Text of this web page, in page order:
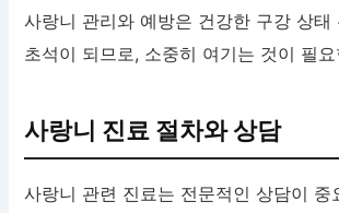
사랑니 관리와 예방은 건강한 구강 상태
초석이 되므로, 소중히 여기는 것이 필요
사랑니 진료 절차와 상담
사랑니 관련 진료는 전문적인 상담이 중